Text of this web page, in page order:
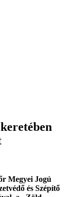
Megyei Jogú
és Szépítő